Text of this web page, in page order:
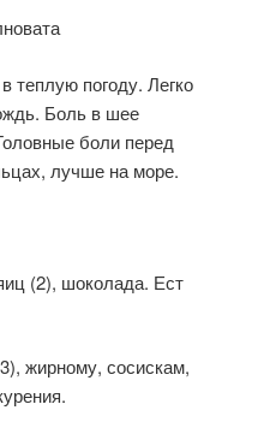
теплую погоду. Легко
Боль в шее
боли перед
лучше на море.
(2), шоколада. Ест
жирному, сосискам,